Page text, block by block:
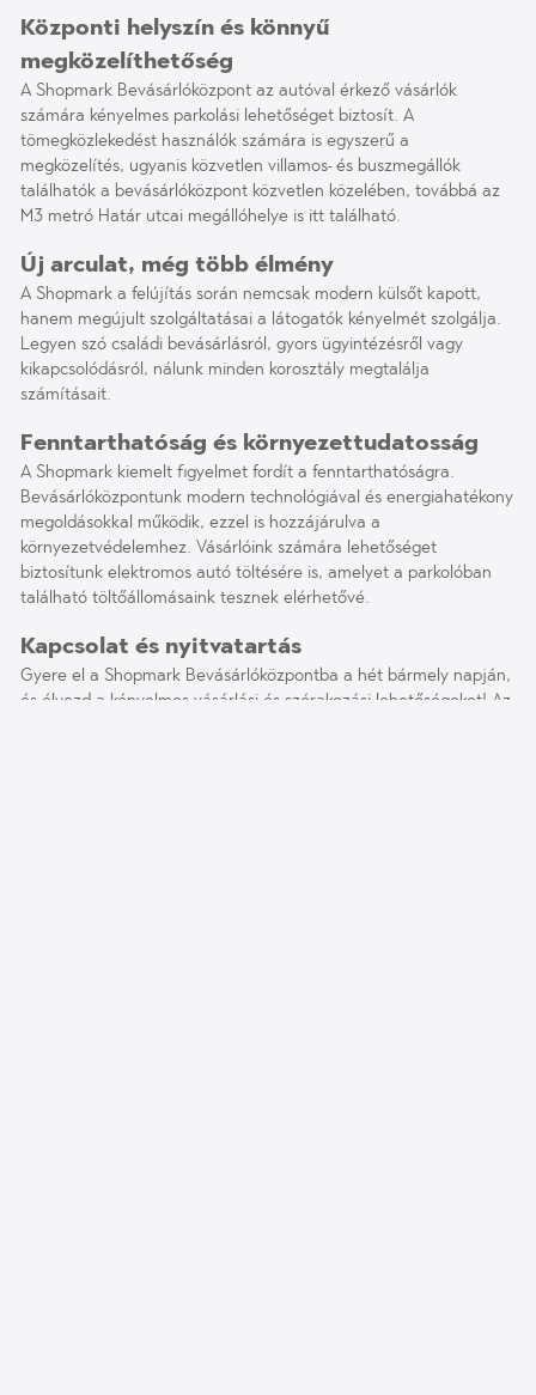
Központi helyszín és könnyű
megközelíthetőség
A Shopmark Bevásárlóközpont az autóval érkező vásárlók
számára kényelmes parkolási lehetőséget biztosít. A
tömegközlekedést használók számára is egyszerű a
megközelítés, ugyanis közvetlen villamos- és buszmegállók
találhatók a bevásárlóközpont közvetlen közelében, továbbá az
M3 metró Határ utcai megállóhelye is itt található.
Új arculat, még több élmény
A Shopmark a felújítás során nemcsak modern külsőt kapott,
hanem megújult szolgáltatásai a látogatók kényelmét szolgálja.
Legyen szó családi bevásárlásról, gyors ügyintézésről vagy
kikapcsolódásról, nálunk minden korosztály megtalálja
számításait.
Fenntarthatóság és környezettudatosság
A Shopmark kiemelt figyelmet fordít a fenntarthatóságra.
Bevásárlóközpontunk modern technológiával és energiahatékony
megoldásokkal működik, ezzel is hozzájárulva a
környezetvédelemhez. Vásárlóink számára lehetőséget
biztosítunk elektromos autó töltésére is, amelyet a parkolóban
található töltőállomásaink tesznek elérhetővé.
Kapcsolat és nyitvatartás
Gyere el a Shopmark Bevásárlóközpontba a hét bármely napján,
és élvezd a kényelmes vásárlási és szórakozási lehetőségeket! Az